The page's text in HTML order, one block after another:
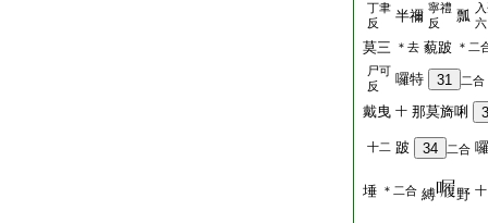
丁聿
反
半禰 寧禮
反
瓢 六
莫三 ＊去 藐跛 ＊二
尸可
反
囉特 31 二合
戴曳 十 那莫旖唎
十二 跛 34 二合
埵 ＊二合 縛 野